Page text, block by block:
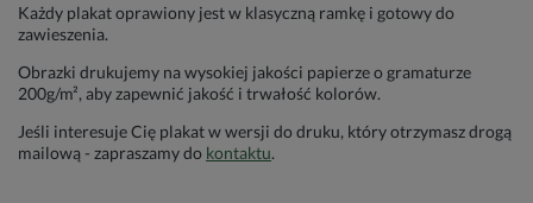
Każdy plakat oprawiony jest w klasyczną ramkę i gotowy do
zawieszenia.
Obrazki drukujemy na wysokiej jakości papierze o gramaturze
200g/m², aby zapewnić jakość i trwałość kolorów.
Jeśli interesuje Cię plakat w wersji do druku, który otrzymasz drogą
mailową - zapraszamy do kontaktu.